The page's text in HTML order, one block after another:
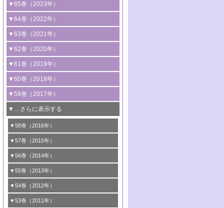
3号 有機分子変換やCO 資源化のための
光触媒に関する最近の研究
B号 第137回触媒討論会（2026年）
ーンケミカル製造
2号 水素製造のための水分解技術に関す
る最近の研究
3号 オレフィン系樹脂の精密合成に関す
る最新技術
4号 アルコール類の効率的変換を実現す
る非貴金属触媒の研究動向
5号 ゼオライトの合成と応用における研
究動向
6号 ヘテロ接合界面
B号 第135回触媒討論会（2025年）
1号 低次元ナノ構造を有する触媒材料
2号 規制反応場を活用した固体触媒研究
の新展開
3号 未踏分子変換を目指した酸化触媒プ
ロセスの最前線
4号 シンクロトロン放射光および中性子
線を利用した触媒解析技術の最先端
5号 単原子触媒
6号 参照触媒委員会からのお知らせ
B号 第133回触媒討論会（2023年）
▼65巻（2023年）
1号 炭素が関わる触媒機能
2号 プラスチックケミカルリサイクルの
ための触媒技術
3号 非酸化物系金属化合物を基盤とした
触媒材料の開発
4号 格子酸素・格子酸素欠陥を利用した
触媒反応
5号 生体触媒によるエネルギー変換反応
6号 窒素とリンの循環のための触媒・機
能性材料
B号 第131回触媒討論会（2023年）
▼64巻（2022年）
1号 合成ガス製造とCOを用いるケミカル
ズ合成の最新動向
2号 化学品合成のための合金触媒開発
3号 CO の排出削減および有効活用のた
めの触媒技術
4号 若手による情報発信企画～とびたて
若き触媒の研究者たち～（1）
5号 若手による情報発信企画～とびたて
若き触媒の研究者たち～（2）
6号 石油のノーブル・ユースを志向した
触媒技術
B号 第129回触媒討論会（2022年・京都
大学：オンライン・対面開催）
▼63巻（2021年）
1号 金触媒の新展開
2号 ペロブスカイト
3号 特殊反応場を利用した触媒的分子変
換反応
4号 多孔質材料を用いた触媒の新展開
5号 情報学的手法を用いた触媒開発
6号 カーボンニュートラルに向けた電解
技術
B号 第127回触媒討論会（2021年・オン
ライン開催(Zoom)のみ）
▼62巻（2020年）
1号 触媒設計を拓く欠陥構造のキャラク
タリゼーション
2号 機能化学品製造に資するクリーンな
触媒的酸化反応
3号 水処理のための触媒化学
4号 光触媒を用いた水分解の最新の研究
動向
5号 次世代の触媒プロセスを支えるマイ
クロ波
6号 メタン転換技術の最新動向
B号 第125回触媒討論会（2020年・工学
院大学）
▼61巻（2019年）
1号 物質移動制御に着目した触媒プロセ
ス開発
2号 CO2 フリー水素サプライチェーンに
関わる触媒開発動向
3号 精密高分子合成に関する最近の研究
動向
4号 バイオマス化成品製造のための触媒
5号 固体触媒による含窒素有機化合物変
換の最前線
6号 貴金属使用量低減に向けた自動車排
▼60巻（2018年）
1号 固体酸触媒の最新の研究動向
2号 二酸化炭素からの有用化学品合成
3号 ナノ粒子・クラスター触媒の最前線
4号 60周年記念企画
5号 進化するゼオライト合成技術
6号 非貴金属系触媒における電気化学的
酸素還元反応
B号 第121回触媒討論会（2018年・東京
大学）
▼59巻（2017年）
1号 いたるところに，触媒
2号 機能性材料の局所構造解析のための
最先端技術
3号 無機分離膜材料の開発と触媒反応プ
ロセスへの適用
4号 触媒研究における計算科学の利用
5号 水素のふるまいを解き明かす最先端
研究
▼…さらに表示する
▼58巻（2016年）
1号 ユニークな構造の高分子を生み出す触
2号 リグニンからの化成品製造に向けた触
3号 触媒研究の最先端～とびたて若き研究
者たち～（1）
▼57巻（2015年）
1号 水素キャリアにかかわる触媒技術の新
2号 石油精製用触媒の最近の進展
3号 固体酸化物形燃料電池（SOFC）におけ
るアノード触媒上での燃料直接改質技術
▼56巻（2014年）
1号 特殊環境場を利用した材料合成
2号 光触媒反応機構に関する最新の研究動
向
▼55巻（2013年）
1号 高耐久性燃料電池システム用触媒にお
▼54巻（2012年）
1号 規則性多孔体の利用技術における最近
▼53巻（2011年）